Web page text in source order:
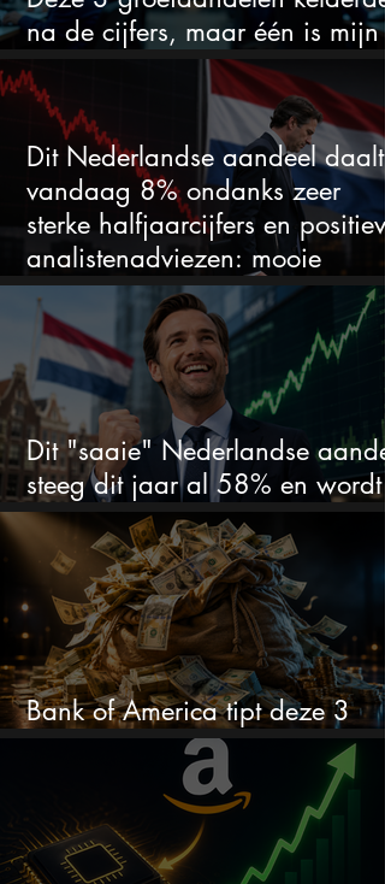
na de cijfers, maar één is mijn
duidelijke favoriet
Dit Nederlandse aandeel daalt
vandaag 8% ondanks zeer
sterke halfjaarcijfers en positieve
analistenadviezen: mooie
koopkans?
Dit "saaie" Nederlandse
steeg dit jaar al 58% en wordt
volgens analisten onderschat
Bank of America tipt deze 3
chipaandelen